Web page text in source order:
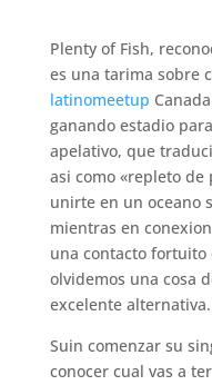
Plenty of Fish,
es una tarima sobre
latinomeetup
ganando estadio
apelativo, que
asi como «repleto de
unirte en un oceano
mientras en
una contacto fortuito
olvidemos una cosa
excelente alternativa.
Suin comenzar su
conocer cual vas a